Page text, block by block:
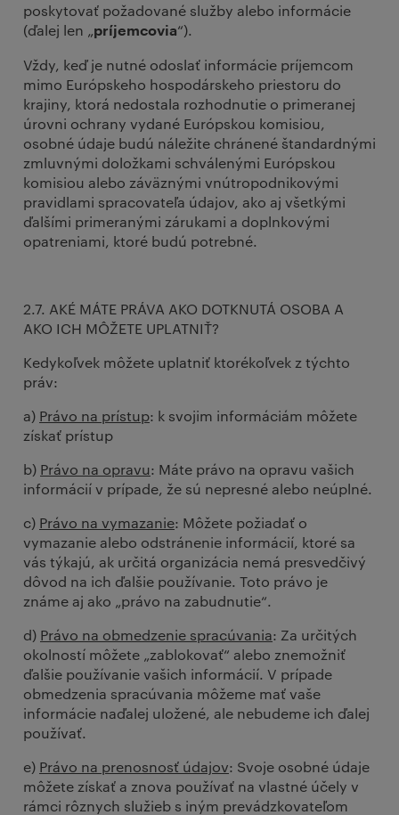
poskytovať požadované služby alebo informácie
(ďalej len „príjemcovia“).
Vždy, keď je nutné odoslať informácie príjemcom
mimo Európskeho hospodárskeho priestoru do
krajiny, ktorá nedostala rozhodnutie o primeranej
úrovni ochrany vydané Európskou komisiou,
osobné údaje budú náležite chránené štandardnými
zmluvnými doložkami schválenými Európskou
komisiou alebo záväznými vnútropodnikovými
pravidlami spracovateľa údajov, ako aj všetkými
ďalšími primeranými zárukami a doplnkovými
opatreniami, ktoré budú potrebné.
2.7. AKÉ MÁTE PRÁVA AKO DOTKNUTÁ OSOBA A
AKO ICH MÔŽETE UPLATNIŤ?
Kedykoľvek môžete uplatniť ktorékoľvek z týchto
práv:
a) Právo na prístup: k svojim informáciám môžete
získať prístup
b) Právo na opravu: Máte právo na opravu vašich
informácií v prípade, že sú nepresné alebo neúplné.
c) Právo na vymazanie: Môžete požiadať o
vymazanie alebo odstránenie informácií, ktoré sa
vás týkajú, ak určitá organizácia nemá presvedčivý
dôvod na ich ďalšie používanie. Toto právo je
známe aj ako „právo na zabudnutie“.
d) Právo na obmedzenie spracúvania: Za určitých
okolností môžete „zablokovať“ alebo znemožniť
ďalšie používanie vašich informácií. V prípade
obmedzenia spracúvania môžeme mať vaše
informácie naďalej uložené, ale nebudeme ich ďalej
používať.
e) Právo na prenosnosť údajov: Svoje osobné údaje
môžete získať a znova používať na vlastné účely v
rámci rôznych služieb s iným prevádzkovateľom